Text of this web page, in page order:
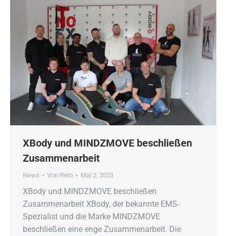
XBody und MINDZMOVE beschließen
Zusammenarbeit
News Von Reto Mai 2, 2023
XBody und MINDZMOVE beschließen
Zusammenarbeit XBody, der bekannte EMS-
Spezialist und die Marke MINDZMOVE
beschließen eine enge Zusammenarbeit. Die